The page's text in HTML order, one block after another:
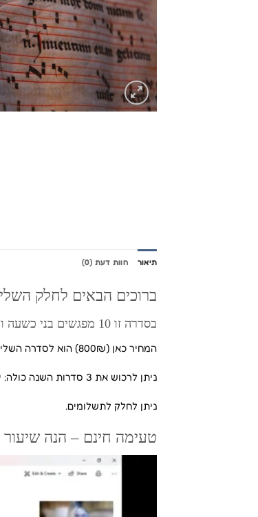
תיאור חוות דעת (0)
ברוכים הבאים לחלק
בסדרה זו 10 מפגשים בני כשעה ורבע – וחצי
המחיר כאן (800₪) הוא לסדרה השלישית בלבד.
ניתן לרכוש את 3 סדרות השנה כולה: ימי-ביניים (500₪), רנסנס (500₪) וברוק (800₪) במחיר מוזל: 1̶8̶0̶0₪ 1620₪.
ניתן לחלק לתשלומים.
טעימה חינם – הנה שיעור